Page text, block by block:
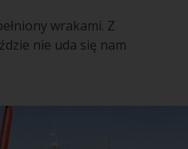
wrakami. Z
nie uda się nam